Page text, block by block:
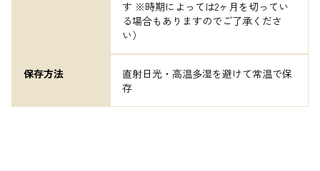
す ※時期によっては2ヶ月を切ってい
る場合もありますのでご了承くださ
い）
保存方法
直射日光・高温多湿を避けて常温で保
存